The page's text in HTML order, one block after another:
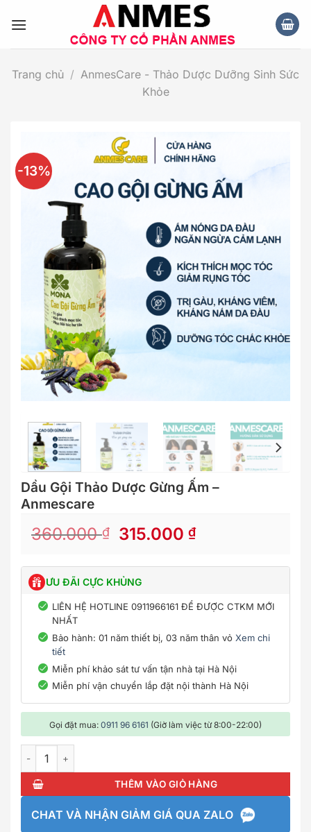
đến
Trang chủ / AnmesCare - Thảo Dược Dưỡng Sinh Sức
Khỏe
-13%
Dầu Gội Thảo Dược Gừng Ấm –
Anmescare
360.000₫
Original
was:
360.000 ₫.
315.000₫Current
is:
ƯU ĐÃI CỰC KHỦNG
LIÊN HỆ HOTLINE 0911966161 ĐỂ ĐƯỢC CTKM MỚI
NHẤT
Bảo hành: 01 năm thiết bị, 03 năm thân vỏ Xem chi
tiết
Miễn phí khảo sát tư vấn tận nhà tại Hà Nội
Miễn phí vận chuyển lắp đặt nội thành Hà Nội
Gọi đặt mua: 0911 96 6161 (Giờ làm việc từ 8:00-22:00)
Dầu Gội Thảo Dược Gừng Ấm - Anmescare số lượng
THÊM VÀO GIỎ HÀNG
CHAT VÀ NHẬN GIẢM GIÁ QUA ZALO